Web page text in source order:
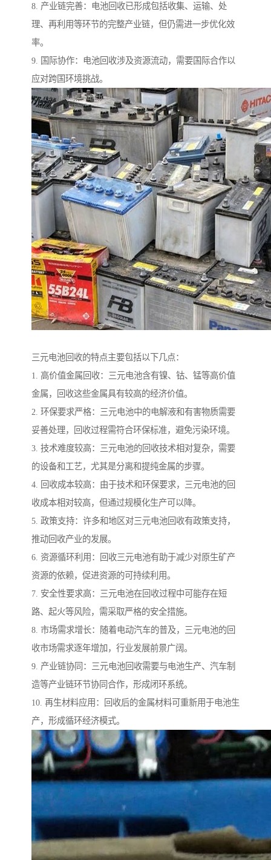
8. 产业链完善：电池回收已形成包括收集、运输、处
理、再利用等环节的完整产业链，但仍需进一步优化效
率。
9. 国际协作：电池回收涉及资源流动，需要国际合作以
应对跨国环境挑战。
三元电池回收的特点主要包括以下几点：
1. 高价值金属回收：三元电池含有镍、钴、锰等高价值
金属，回收这些金属具有较高的经济价值。
2. 环保要求严格：三元电池中的电解液和有害物质需要
妥善处理，回收过程需符合环保标准，避免污染环境。
3. 技术难度较高：三元电池的回收技术相对复杂，需要
的设备和工艺，尤其是分离和提纯金属的步骤。
4. 回收成本较高：由于技术和环保要求，三元电池的回
收成本相对较高，但通过规模化生产可以降。
5. 政策支持：许多和地区对三元电池回收有政策支持，
推动回收产业的发展。
6. 资源循环利用：回收三元电池有助于减少对原生矿产
资源的依赖，促进资源的可持续利用。
7. 安全性要求高：三元电池在回收过程中可能存在短
路、起火等风险，需采取严格的安全措施。
8. 市场需求增长：随着电动汽车的普及，三元电池的回
收市场需求逐年增加，行业发展前景广阔。
9. 产业链协同：三元电池回收需要与电池生产、汽车制
造等产业链环节协同合作，形成闭环系统。
10. 再生材料应用：回收后的金属材料可重新用于电池生
产，形成循环经济模式。